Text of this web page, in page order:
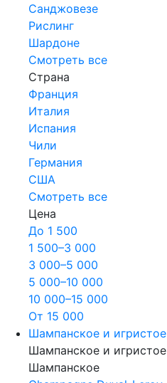
Санджовезе
Рислинг
Шардоне
Смотреть все
Страна
Франция
Италия
Испания
Чили
Германия
США
Смотреть все
Цена
До 1 500
1 500–3 000
3 000–5 000
5 000–10 000
10 000–15 000
От 15 000
Шампанское и игристое
Шампанское и игристое
Шампанское